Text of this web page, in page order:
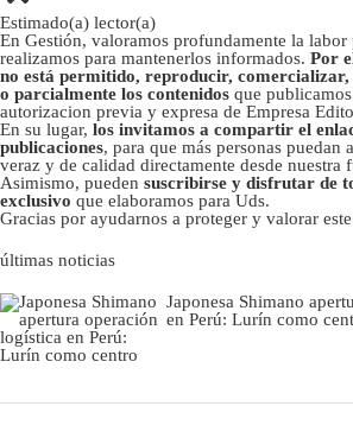
Estimado(a) lector(a)
En Gestión, valoramos profundamente la labor
realizamos para mantenerlos informados. Por
no está permitido, reproducir,
o parcialmente los contenidos que
autorizacion previa y expresa de Empresa
En su lugar, los invitamos a compartir el
publicaciones, para que más personas puedan
veraz y de calidad directamente desde nuestra
Asimismo, pueden suscribirse y disfrutar de
exclusivo que elaboramos para Uds.
Gracias por ayudarnos a proteger y valorar
últimas noticias
Japonesa Shimano
en Perú: Lurín como